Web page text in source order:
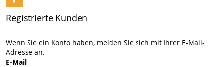
Registrierte Kunden
Wenn Sie ein Konto haben, melden Sie sich mit Ihrer E-Mail-
Adresse an.
E-Mail